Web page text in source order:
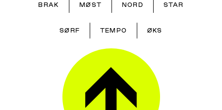
BRAK MØST NORD STAR
SØRF TEMPO ØKS